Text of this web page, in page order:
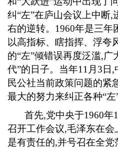
纠“左”在庐山会议上中断,
右的逆转。 1960年是三年
以高指标、瞎指挥、浮夸
的“左”倾错误再度泛滥,广
代”的日子。当年11 月 3 日 ,
民公社当前政策问题的紧
最大的努力来纠正各种“左
首先,党中央于1960年
召开工作会议,毛泽东在会
是有责任的,并号召在全党